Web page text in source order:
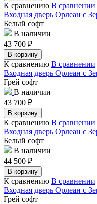
К сравнению В сравнении
Входная дверь Орлеан с
Белый софт
В наличии
43 700 ₽
В корзину
К сравнению В сравнении
Входная дверь Орлеан с
Грей софт
В наличии
43 700 ₽
В корзину
К сравнению В сравнении
Входная дверь Орлеан с
Белый софт
В наличии
44 500 ₽
В корзину
К сравнению В сравнении
Входная дверь Орлеан с
Грей софт